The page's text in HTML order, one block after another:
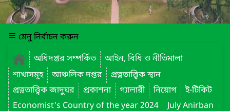
মেনু নির্বাচন করুন
অধিদপ্তর সম্পর্কিত
আইন, বিধি ও নীতিমালা
শাখাসমূহ
আঞ্চলিক দপ্তর
প্রত্নতাত্ত্বিক স্থান
প্রত্নতাত্ত্বিক জাদুঘর
প্রকাশনা গ্যালারী নিয়োগ
ই-টিকিট
Economist's Country of the year 2024
July Anirban